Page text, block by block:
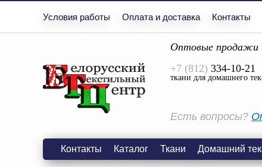
Условия работы Оплата и доставка Контакты
Оптовые продажи
+7 (812) 334-10-21
ткани для домашнего
Есть вопросы?
Контакты Каталог Ткани Домашний